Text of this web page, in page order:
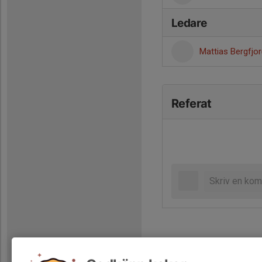
Ledare
Mattias
Referat